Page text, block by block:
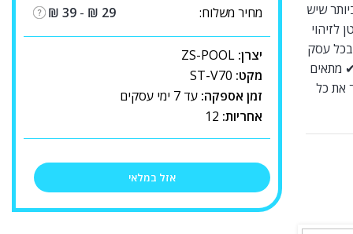
שיש
וקטן לזיהוי
בכל עסק
מתאים
את כל
מחיר משלוח:
₪ 29
-
₪ 39
יצרן: ZS-POOL
מקט: ST-V70
זמן אספקה: עד 7 ימי עסקים
אחריות: 12
אזל במלאי